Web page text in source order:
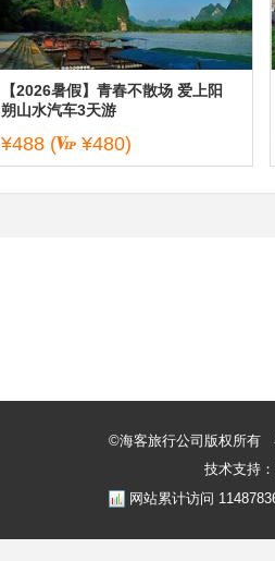
【2026暑假】青春不散场 爱上阳
朔山水汽车3天游
¥488 ( ¥480)
©海客旅行公司版权所有
技术支持
网站累计访问